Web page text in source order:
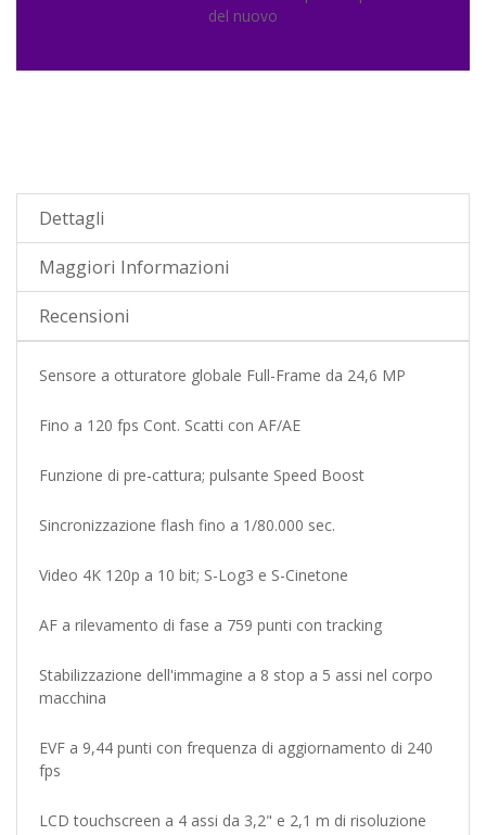
del nuovo
Dettagli
Maggiori Informazioni
Recensioni
Sensore a otturatore globale Full-Frame da 24,6 MP
Fino a 120 fps Cont. Scatti con AF/AE
Funzione di pre-cattura; pulsante Speed Boost
Sincronizzazione flash fino a 1/80.000 sec.
Video 4K 120p a 10 bit; S-Log3 e S-Cinetone
AF a rilevamento di fase a 759 punti con tracking
Stabilizzazione dell'immagine a 8 stop a 5 assi nel corpo
macchina
EVF a 9,44 punti con frequenza di aggiornamento di 240
fps
LCD touchscreen a 4 assi da 3,2" e 2,1 m di risoluzione